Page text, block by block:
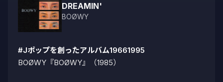
DREAMIN'
BOØWY
#Jポップを創ったアルバム19661995
BOØWY『BOØWY』（1985）